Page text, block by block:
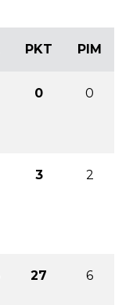
PKT PIM
0 0
3 2
27 6